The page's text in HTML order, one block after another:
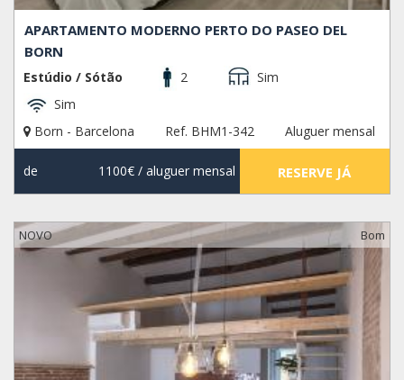
APARTAMENTO MODERNO PERTO DO PASEO DEL
BORN
Estúdio / Sótão 2
Sim
Sim
Born - Barcelona
Ref. BHM1-342 Aluguer mensal
de 1100€/ aluguer mensal RESERVE JÁ
NOVO Bom